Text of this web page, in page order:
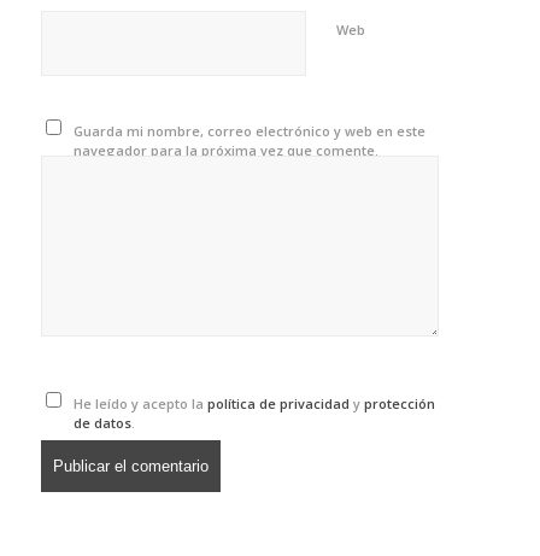
Web
Guarda mi nombre, correo electrónico y web en este
navegador para la próxima vez que comente.
He leído y acepto lapolítica de privacidad yprotección
de datos